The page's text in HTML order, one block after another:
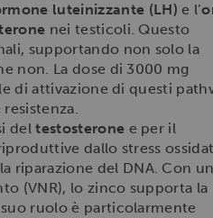
luteinizzante (LH) e l’
nei testicoli. Questo
supportando non solo la
non. La dose di 3000 mg
di attivazione di questi
deltestosterone e per il
dallo stress
riparazione del DNA. Con un
(VNR), lo zinco supporta la
ruolo è particolarmente